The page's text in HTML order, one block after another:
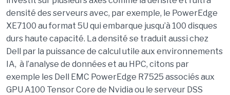
densité des serveurs avec, par exemple, le PowerEdge
XE7100 au format 5U qui embarque jusqu’à 100 disques
durs haute capacité. La densité se traduit aussi chez
Dell par la puissance de calcul utile aux environnements
IA, à l’analyse de données et au HPC, citons par
exemple les Dell EMC PowerEdge R7525 associés aux
GPU A100 Tensor Core de Nvidia ou le serveur DSS